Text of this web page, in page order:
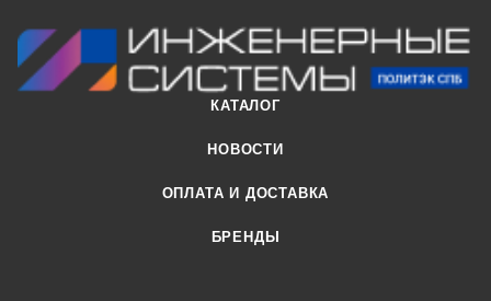
демонтажа и обслуживания.
КАТАЛОГ
НОВОСТИ
ОПЛАТА И ДОСТАВКА
БРЕНДЫ